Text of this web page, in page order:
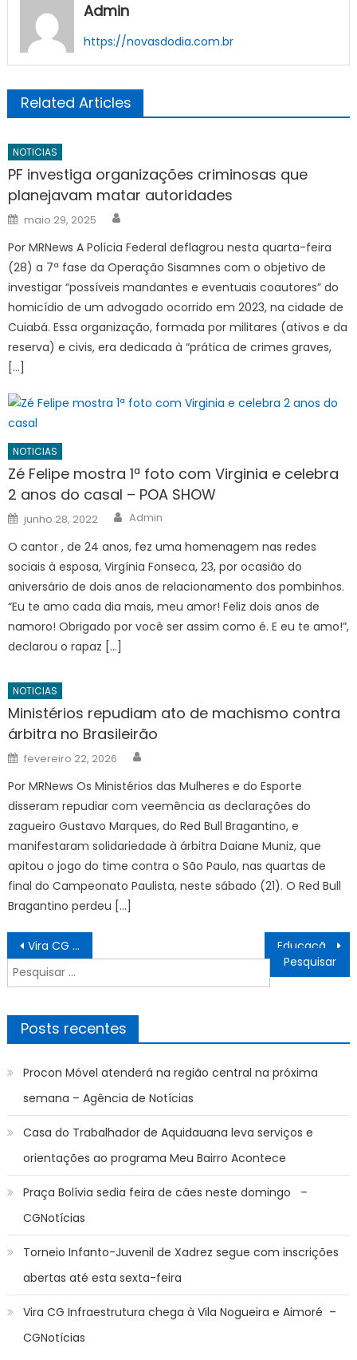
Admin
https://novasdodia.com.br
Related Articles
NOTICIAS
PF investiga organizações criminosas que
planejavam matar autoridades
Posted
on
maio 29, 2025
Por MRNews A Polícia Federal deflagrou nesta quarta-feira
(28) a 7ª fase da Operação Sisamnes com o objetivo de
investigar “possíveis mandantes e eventuais coautores” do
homicídio de um advogado ocorrido em 2023, na cidade de
Cuiabá. Essa organização, formada por militares (ativos e da
reserva) e civis, era dedicada à “prática de crimes graves,
[…]
NOTICIAS
Zé Felipe mostra 1ª foto com Virginia e celebra
2 anos do casal – POA SHOW
Posted
on
junho 28, 2022 Author
Admin
O cantor , de 24 anos, fez uma homenagem nas redes
sociais à esposa, Virgínia Fonseca, 23, por ocasião do
aniversário de dois anos de relacionamento dos pombinhos.
“Eu te amo cada dia mais, meu amor! Feliz dois anos de
namoro! Obrigado por você ser assim como é. E eu te amo!”,
declarou o rapaz […]
NOTICIAS
Ministérios repudiam ato de machismo contra
árbitra no Brasileirão
Posted
on
fevereiro 22, 2026
Por MRNews Os Ministérios das Mulheres e do Esporte
disseram repudiar com veemência as declarações do
zagueiro Gustavo Marques, do Red Bull Bragantino, e
manifestaram solidariedade à árbitra Daiane Muniz, que
apitou o jogo do time contra o São Paulo, nas quartas de
final do Campeonato Paulista, neste sábado (21). O Red Bull
Bragantino perdeu […]
Navegação
de
Post
Vira CG Saúde leva exames e cirurgias ao Hospital de Câncer – CGNotícias
Pesquisar
por:
Posts recentes
Procon Móvel atenderá na região central na próxima
semana – Agência de Notícias
Casa do Trabalhador de Aquidauana leva serviços e
orientações ao programa Meu Bairro Acontece
Praça Bolívia sedia feira de cães neste domingo –
CGNotícias
Torneio Infanto-Juvenil de Xadrez segue com inscrições
abertas até esta sexta-feira
Vira CG Infraestrutura chega à Vila Nogueira e Aimoré –
CGNotícias